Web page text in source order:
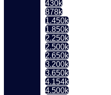
430k
878k
1.450k
1.850k
2.250k
2.500k
2.650k
3.200k
3.650k
4.154k
4.500k